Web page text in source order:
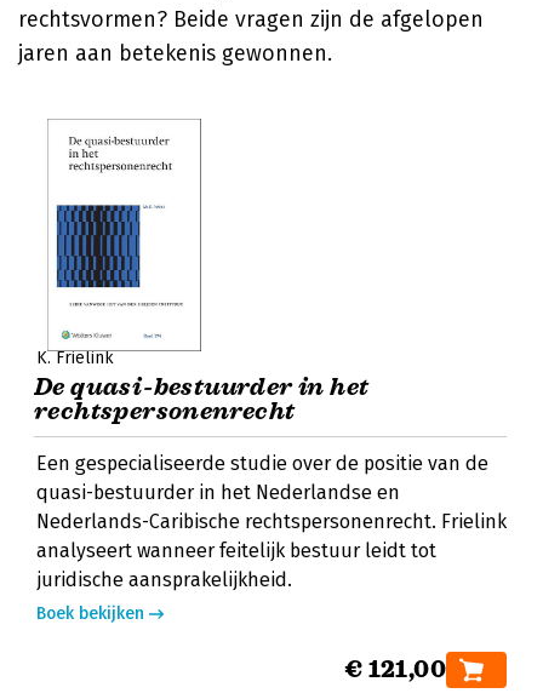
rechtsvormen? Beide vragen zijn de afgelopen
jaren aan betekenis gewonnen.
K. Frielink
De quasi-bestuurder in het
rechtspersonenrecht
Een gespecialiseerde studie over de positie van de
quasi-bestuurder in het Nederlandse en
Nederlands-Caribische rechtspersonenrecht. Frielink
analyseert wanneer feitelijk bestuur leidt tot
juridische aansprakelijkheid.
Boek bekijken
€ 121,00